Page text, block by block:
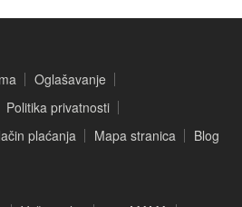
Oglašavanje
Politika privatnosti
plaćanja Mapa stranica Blog